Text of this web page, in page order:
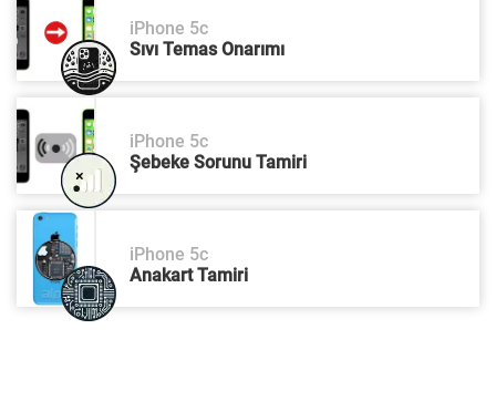
iPhone 5c
Sıvı Temas Onarımı
iPhone 5c
Şebeke Sorunu Tamiri
iPhone 5c
Anakart Tamiri